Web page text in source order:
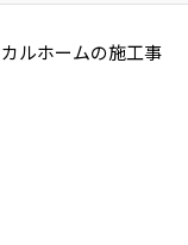
ルホームの施工事